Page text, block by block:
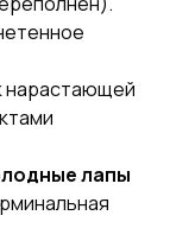
нарастающей
лапы